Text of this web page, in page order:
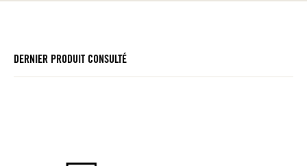
DERNIER PRODUIT CONSULTÉ